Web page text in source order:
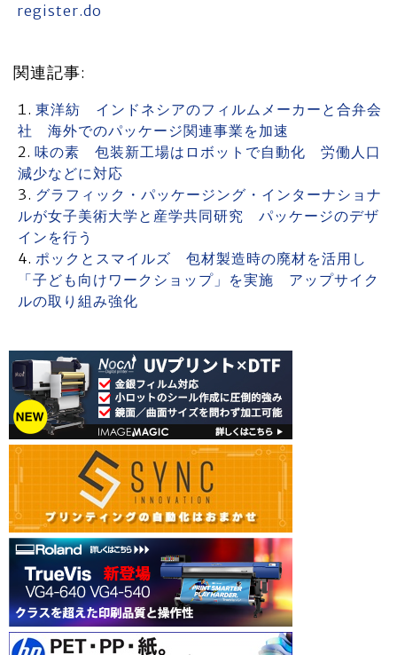
register.do
関連記事:
東洋紡 インドネシアのフィルムメーカーと合弁会
社 海外でのパッケージ関連事業を加速
味の素 包装新工場はロボットで自動化 労働人口
減少などに対応
グラフィック・パッケージング・インターナショナ
ルが女子美術大学と産学共同研究 パッケージのデザ
インを行う
ポックとスマイルズ 包材製造時の廃材を活用し
「子ども向けワークショップ」を実施 アップサイク
ルの取り組み強化